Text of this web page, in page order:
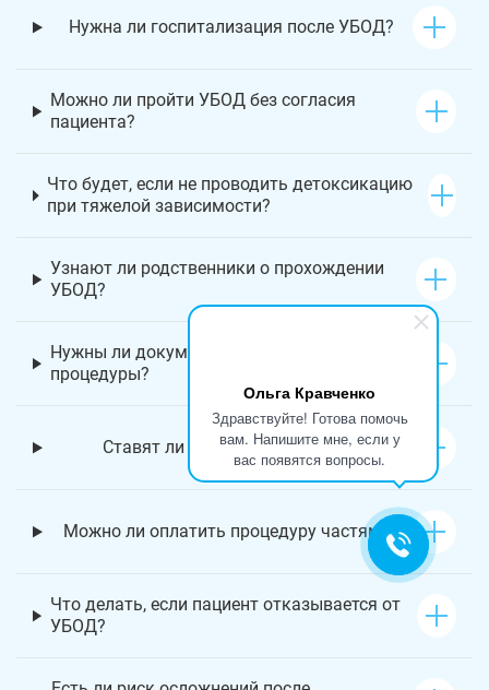
Ольга Кравченко
Здравствуйте! Готова помочь
вам. Напишите мне, если у
вас появятся вопросы.
Нужна ли госпитализация после УБОД?
Можно ли пройти УБОД без согласия
пациента?
Что будет, если не проводить детоксикацию
при тяжелой зависимости?
Узнают ли родственники о прохождении
УБОД?
Нужны ли документы для проведения
процедуры?
Ставят ли на учет после УБОД?
Можно ли оплатить процедуру частями?
Что делать, если пациент отказывается от
УБОД?